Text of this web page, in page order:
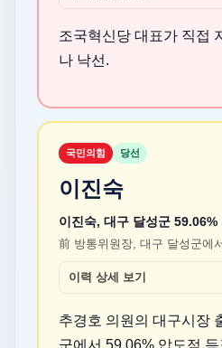
조국혁신당 대표가 직접
나 낙선.
국민의힘 당선
이진숙
이진숙, 대구 달성군 59.06%
前 방통위원장, 대구 달성군에
이력 상세 보기
추경호 의원의 대구시장
군에서 59.06% 압도적